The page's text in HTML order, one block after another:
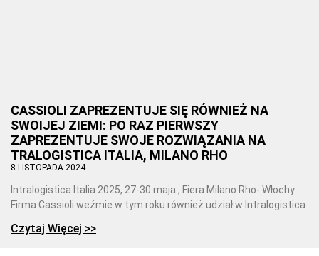
CASSIOLI ZAPREZENTUJE SIĘ RÓWNIEŻ NA
SWOIJEJ ZIEMI: PO RAZ PIERWSZY
ZAPREZENTUJE SWOJE ROZWIĄZANIA NA
TRALOGISTICA ITALIA, MILANO RHO
8 LISTOPADA 2024
Intralogistica Italia 2025, 27-30 maja , Fiera Milano Rho- Włochy
Firma Cassioli weźmie w tym roku również udział w Intralogistica
Czytaj Więcej >>